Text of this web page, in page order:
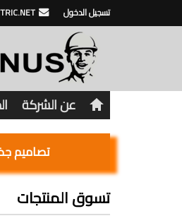
تسجيل الدخول
عن الشركة
تصاميم
تسوق المنتجات